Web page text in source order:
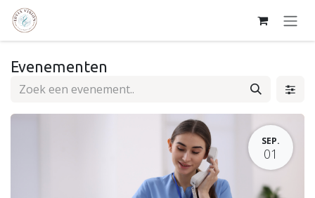
Overslaan naar inhoud
Evenementen
SEP.
01